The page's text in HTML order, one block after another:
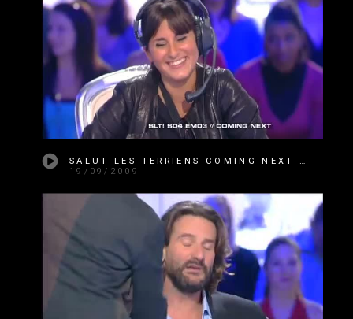
SALUT LES TERRIENS COMING NEXT SAISON 4 ÉMISSION 03
19/09/2009